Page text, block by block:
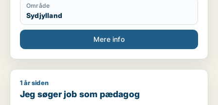
Område
Sydjylland
Mere info
Jeg søger job som pædagog
1 år siden
Jeg søger job som pædagog